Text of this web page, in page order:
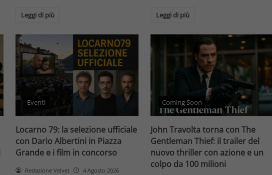
Leggi di più Leggi di più
Eventi
Locarno 79: la selezione ufficiale
con Dario Albertini in Piazza
Grande e i film in concorso
Redazione Velvet 4 Agosto 2026
Coming Soon
John Travolta torna con The
Gentleman Thief: il trailer del
nuovo thriller con azione e un
colpo da 100 milioni